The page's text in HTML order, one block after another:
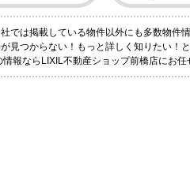
では掲載している物件以外にも多数物件
見つからない！もっと詳しく知りたい！
報ならLIXIL不動産ショップ前橋店にお任